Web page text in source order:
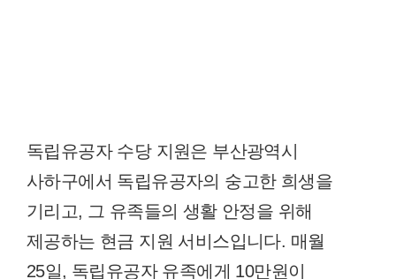
독립유공자 수당 지원은 부산광역시
사하구에서 독립유공자의 숭고한 희생을
기리고, 그 유족들의 생활 안정을 위해
제공하는 현금 지원 서비스입니다. 매월
25일, 독립유공자 유족에게 10만원이